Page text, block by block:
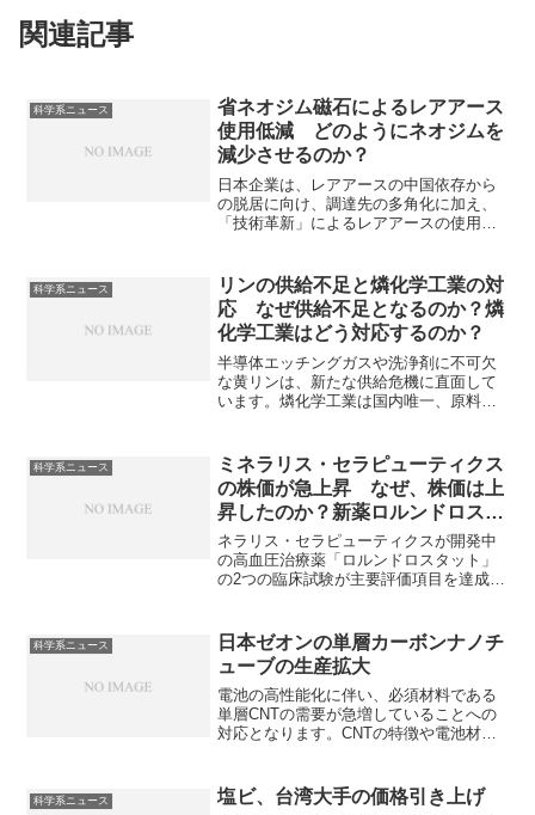
関連記事
科学系ニュース
省ネオジム磁石によるレアアース
使用低減 どのようにネオジムを
減少させるのか？
日本企業は、レアアースの中国依存から
の脱居に向け、調達先の多角化に加え、
「技術革新」によるレアアースの使用量
タンやセリウムに一部置き換えた磁石で
す。どのように置き換えるのか知ること
ができます。
科学系ニュース
リンの供給不足と燐化学工業の対
応 なぜ供給不足となるのか？燐
化学工業はどう対応するのか？
半導体エッチングガスや洗浄剤に不可欠
な黄リンは、新たな供給危機に直面して
います。燐化学工業は国内唯一、原料の
ム一辺倒だった輸入先を多様化し、調達
ルートの安定化を急いでいます。リンが
供給不足になっている理由やその他の調
達先にどこがあるか知ることができま
す。
科学系ニュース
ミネラリス・セラピューティクス
の株価が急上昇 なぜ、株価は上
昇したのか？新薬ロルンドロスタ
ットの特徴は何か？
ネラリス・セラピューティクスが開発中
の高血圧治療薬「ロルンドロスタット」
の2つの臨床試験が主要評価項目を達成し
に期待されているのか、従来の治療薬と
の違いを知ることができる記事になって
います。
科学系ニュース
日本ゼオンの単層カーボンナノチ
ューブの生産拡大
電池の高性能化に伴い、必須材料である
単層CNTの需要が急増していることへの
対応となります。CNTの特徴や電池材料
科学系ニュース 塩ビ、台湾大手の価格引き上げ